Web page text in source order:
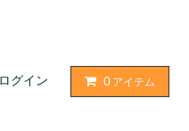
ログイン 0 アイテム